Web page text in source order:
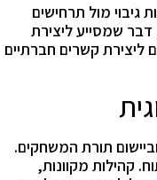
מול תרחישים
שמסייע ליצירת
ליצירת קשרים חברתיים
תורת המשחקים.
קהילות מקוונות,